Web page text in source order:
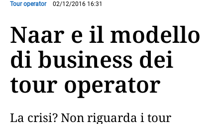
Tour operator 02/12/2016 16:31
Naar e il modello
di business dei
tour operator
La crisi? Non riguarda i tour